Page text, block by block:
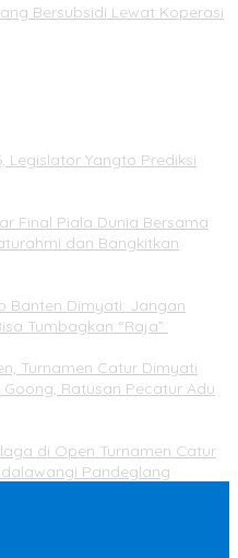
Bersubsidi Lewat Koperasi
Legislator Yangto Prediksi
Final Piala Dunia Bersama
dan Bangkitkan
Banten Dimyati: Jangan
Tumbagkan “Raja”
Turnamen Catur Dimyati
Ratusan Pecatur Adu
di Open Turnamen Catur
Pandeglang